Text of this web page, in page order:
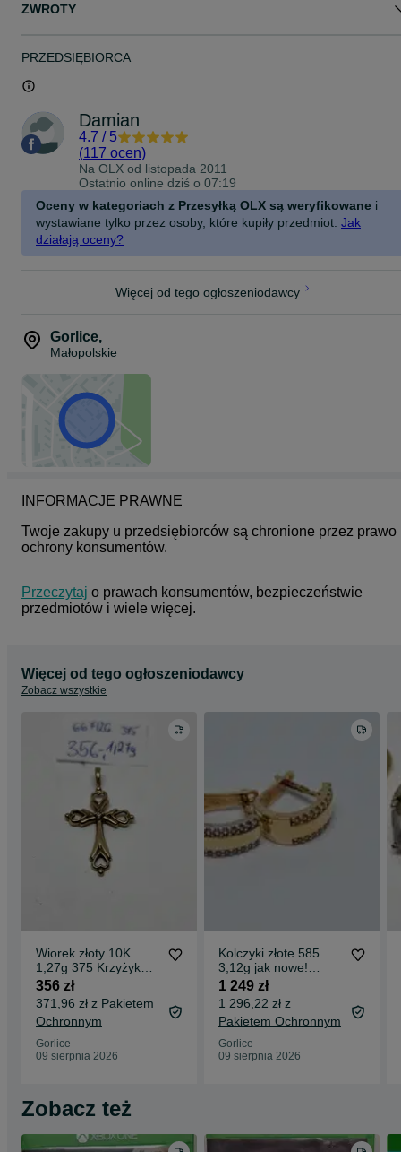
38-300 Gorlice
PON-PT 08:30-16:30
NIEDZIELA: NIECZYNNE
ZAPRASZAMY!
ZWROTY
PRZEDSIĘBIORCA
Damian
4.7 / 5
(117 ocen)
Na OLX od listopada 2011
Ostatnio online dziś o 07:19
Oceny w kategoriach z Przesyłką OLX są weryfikowane i
wystawiane tylko przez osoby, które kupiły przedmiot. Jak
działają oceny?
Więcej od tego ogłoszeniodawcy
Gorlice,
Małopolskie
INFORMACJE PRAWNE
Twoje zakupy u przedsiębiorców są chronione przez prawo
ochrony konsumentów.
Przeczytaj o prawach konsumentów, bezpieczeństwie
przedmiotów i wiele więcej.
Więcej od tego ogłoszeniodawcy
Zobacz wszystkie
Wiorek złoty 10K
1,27g 375 Krzyżyk
Komis Madej Gorlice
356 zł
371,96 zł z Pakietem
Ochronnym
Gorlice
09 sierpnia 2026
Kolczyki złote 585
3,12g jak nowe!
komis madej Gorlice
1 249 zł
1 296,22 zł z
Pakietem Ochronnym
Gorlice
09 sierpnia 2026
Zobacz też